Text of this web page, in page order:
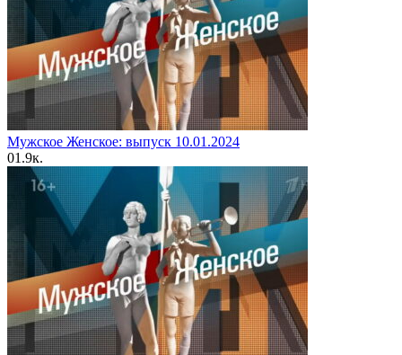
Мужское Женское: выпуск 10.01.2024
01.9к.